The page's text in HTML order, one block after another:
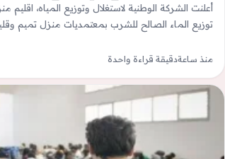
أعلنت الشركة الوطنية لاستغلال وتوزيع المياه،
توزيع الماء الصالح للشرب بمعتمديات منزل تميم
منذ ساعةدقيقة قراءة واحدة